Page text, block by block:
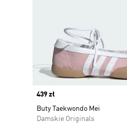
Price
439 zł
Buty Taekwondo Mei
Damskie Originals